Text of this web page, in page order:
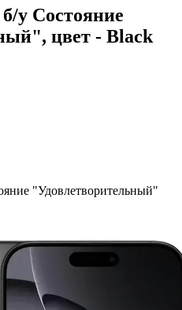
у Состояние
цвет - Black
"Удовлетворительный"